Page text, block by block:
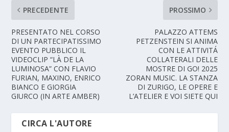
PRECEDENTE
PRESENTATO NEL CORSO
DI UN PARTECIPATISSIMO
EVENTO PUBBLICO IL
VIDEOCLIP “LÀ DE LA
LUMINOSA” CON FLAVIO
FURIAN, MAXINO, ENRICO
BIANCO E GIORGIA
GIURCO (IN ARTE AMBER)
PROSSIMO
PALAZZO ATTEMS
PETZENSTEIN SI ANIMA
CON LE ATTIVITÁ
COLLATERALI DELLE
MOSTRE DI GO! 2025
ZORAN MUSIC. LA STANZA
DI ZURIGO, LE OPERE E
L’ATELIER E VOI SIETE QUI
CIRCA L'AUTORE